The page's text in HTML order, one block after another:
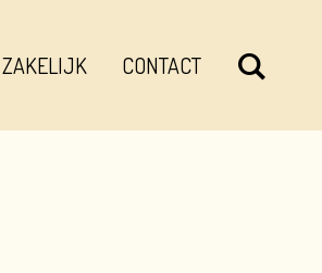
ZAKELIJK CONTACT